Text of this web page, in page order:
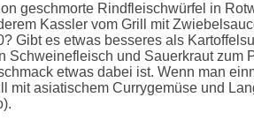
geschmorte Rindfleischwürfel in
Kassler vom Grill mit
Gibt es etwas besseres als
und Sauerkraut zum
etwas dabei ist. Wenn man
asiatischem Currygemüse und